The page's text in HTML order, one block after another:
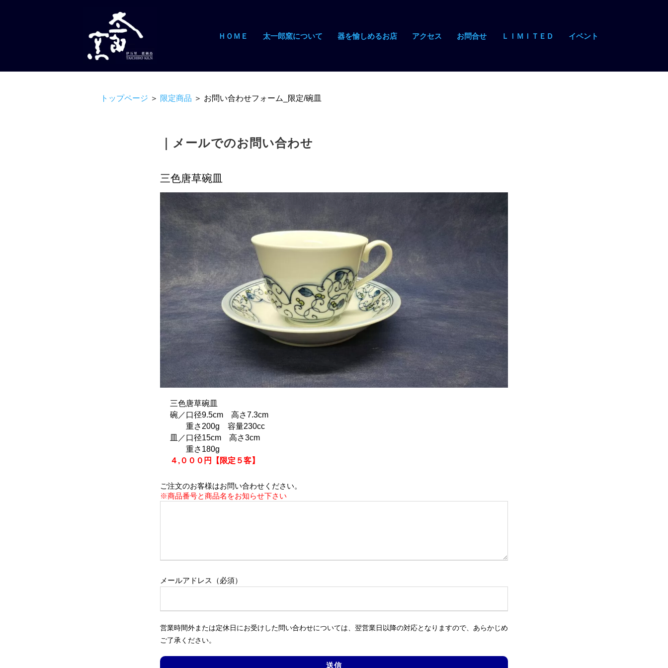
ＨＯＭＥ 太一郎窯について 器を愉しめるお店 アクセス お問合せ ＬＩＭＩＴＥＤ イベント
トップページ ＞ 限定商品 ＞ お問い合わせフォーム_限定/碗皿
｜メールでのお問い合わせ
三色唐草碗皿
三色唐草碗皿
碗／口径9.5cm 高さ7.3cm
重さ200g 容量230cc
皿／口径15cm 高さ3cm
重さ180g
４,０００円【限定５客】
ご注文のお客様はお問い合わせください。
※商品番号と商品名をお知らせ下さい
メールアドレス（必須）
営業時間外または定休日にお受けした問い合わせについては、翌営業日以降の対応となりますので、あらかじめ
ご了承ください。